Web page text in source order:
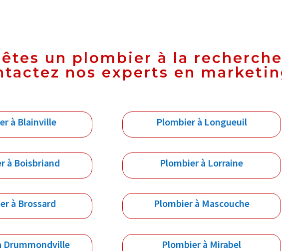
un plombier à la
nos experts en
à Blainville
à Boisbriand
à Brossard
Drummondville
Plombier à Longueuil
Plombier à Lorraine
Plombier à Mascouche
Plombier à Mirabel